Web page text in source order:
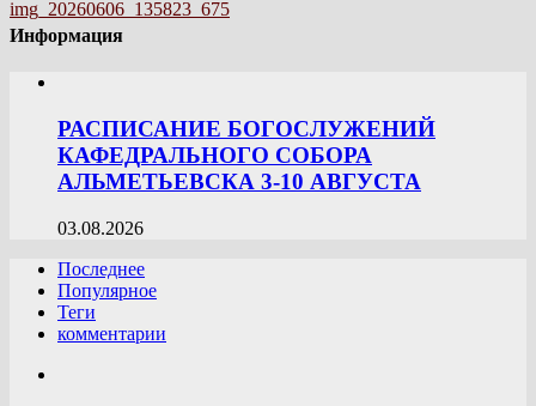
Информация
РАСПИСАНИЕ БОГОСЛУЖЕНИЙ
КАФЕДРАЛЬНОГО СОБОРА
АЛЬМЕТЬЕВСКА 3-10 АВГУСТА
03.08.2026
Последнее
Популярное
Теги
комментарии